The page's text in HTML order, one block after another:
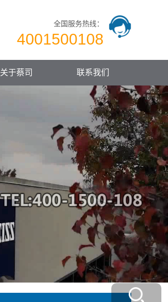
全国服务热线：
4001500108
关于蔡司 联系我们